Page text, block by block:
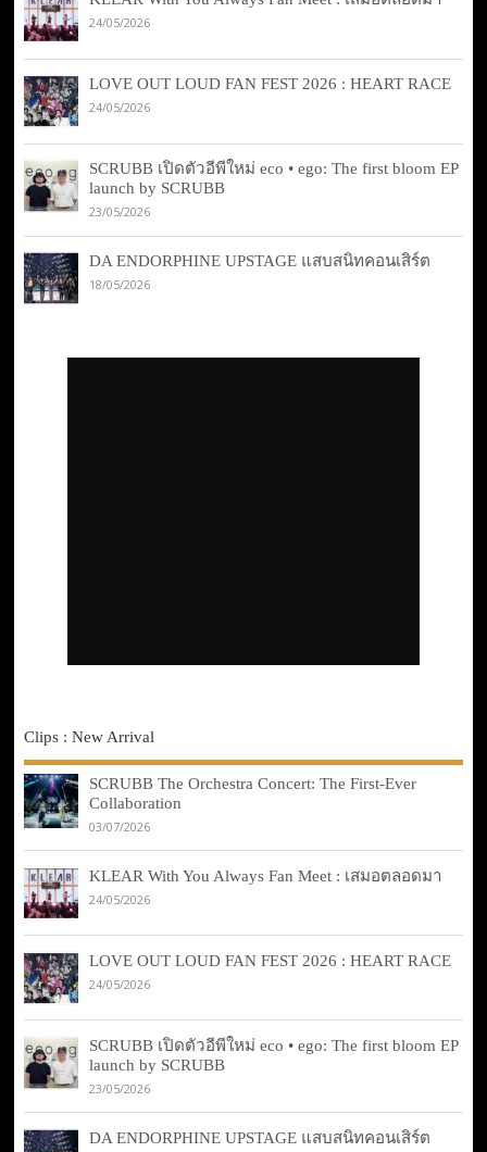
24/05/2026
LOVE OUT LOUD FAN FEST 2026 : HEART RACE
24/05/2026
SCRUBB เปิดตัวอีพีใหม่ eco • ego: The first bloom EP
launch by SCRUBB
23/05/2026
DA ENDORPHINE UPSTAGE แสบสนิทคอนเสิร์ต
18/05/2026
Clips : New Arrival
SCRUBB The Orchestra Concert: The First-Ever
Collaboration
03/07/2026
KLEAR With You Always Fan Meet : เสมอตลอดมา
24/05/2026
LOVE OUT LOUD FAN FEST 2026 : HEART RACE
24/05/2026
SCRUBB เปิดตัวอีพีใหม่ eco • ego: The first bloom EP
launch by SCRUBB
23/05/2026
DA ENDORPHINE UPSTAGE แสบสนิทคอนเสิร์ต